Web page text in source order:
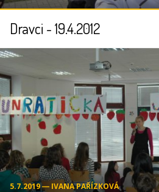
Dravci - 19.4.2012
5.7.2019 ― IVANA PAŘÍZKOVÁ